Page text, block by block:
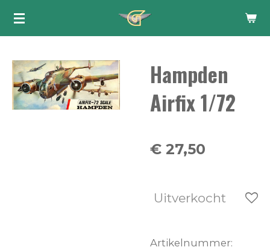
Ga
de
hoofdinhoud
Hampden
Airfix 1/72
€ 27,50
Uitverkocht
Artikelnummer: